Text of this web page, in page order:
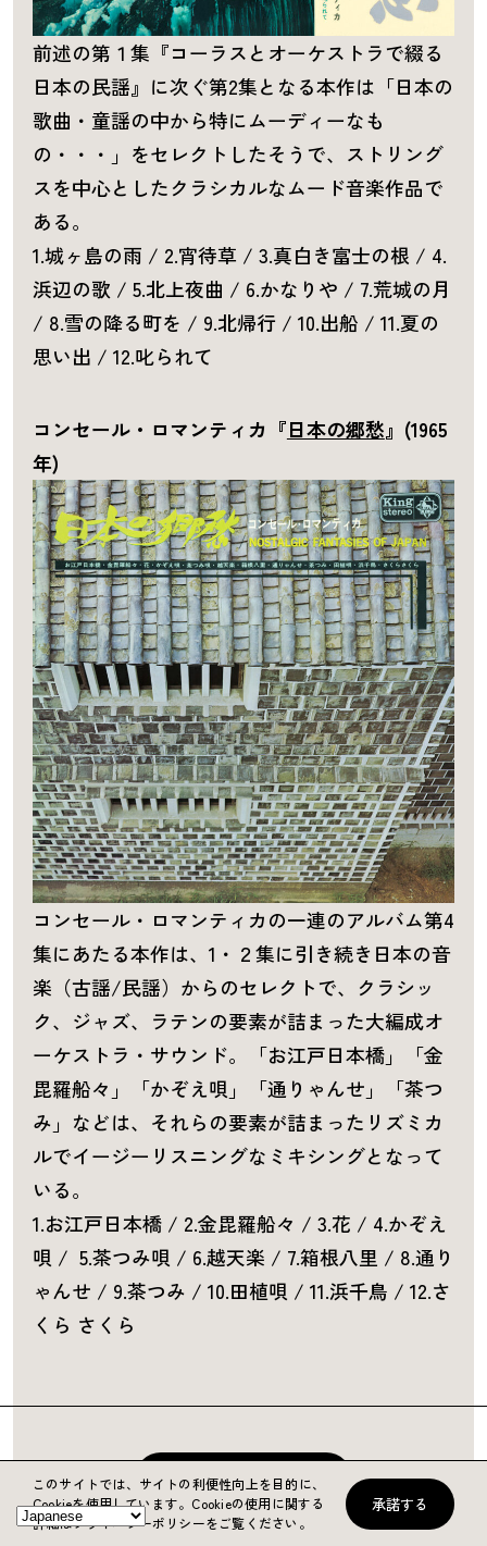
前述の第１集『コーラスとオーケストラで綴る
日本の民謡』に次ぐ第2集となる本作は「日本の
歌曲・童謡の中から特にムーディーなも
の・・・」をセレクトしたそうで、ストリング
スを中心としたクラシカルなムード音楽作品で
ある。
1.城ヶ島の雨 / 2.宵待草 / 3.真白き富士の根 / 4.
浜辺の歌 / 5.北上夜曲 / 6.かなりや / 7.荒城の月
/ 8.雪の降る町を / 9.北帰行 / 10.出船 / 11.夏の
思い出 / 12.叱られて
コンセール・ロマンティカ『日本の郷愁』(1965
年)
コンセール・ロマンティカの一連のアルバム第4
集にあたる本作は、1・２集に引き続き日本の音
楽（古謡/民謡）からのセレクトで、クラシッ
ク、ジャズ、ラテンの要素が詰まった大編成オ
ーケストラ・サウンド。「お江戸日本橋」「金
毘羅船々」「かぞえ唄」「通りゃんせ」「茶つ
み」などは、それらの要素が詰まったリズミカ
ルでイージーリスニングなミキシングとなって
いる。
1.お江戸日本橋 / 2.金毘羅船々 / 3.花 / 4.かぞえ
唄 / 5.茶つみ唄 / 6.越天楽 / 7.箱根八里 / 8.通り
ゃんせ / 9.茶つみ / 10.田植唄 / 11.浜千鳥 / 12.さ
くら さくら
BACK TO LIST
このサイトでは、サイトの利便性向上を目的に、
Cookieを使用しています。Cookieの使用に関する
詳細はプライバシーポリシーをご覧ください。
承諾する